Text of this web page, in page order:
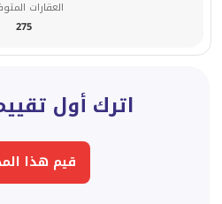
العقارات
275
اترك أول
قيم هذا